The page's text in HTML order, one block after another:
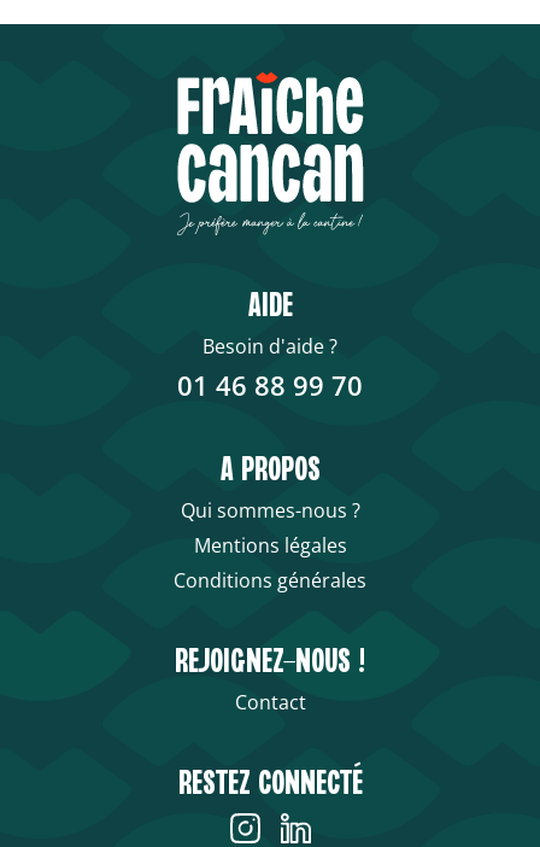
AIDE
Besoin d'aide ?
01 46 88 99 70
A PROPOS
Qui sommes-nous ?
Mentions légales
Conditions générales
REJOIGNEZ-NOUS !
Contact
RESTEZ CONNECTÉ